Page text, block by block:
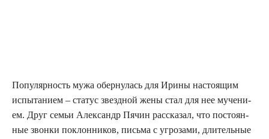
Попу­ляр­ность мужа обер­ну­лась для Ири­ны насто­я­щим
испы­та­ни­ем – ста­тус звезд­ной жены стал для нее муче­ни­
ем. Друг семьи Алек­сандр Пячин рас­ска­зал, что посто­ян­
ные звон­ки поклон­ни­ков, пись­ма с угро­за­ми, дли­тель­ные